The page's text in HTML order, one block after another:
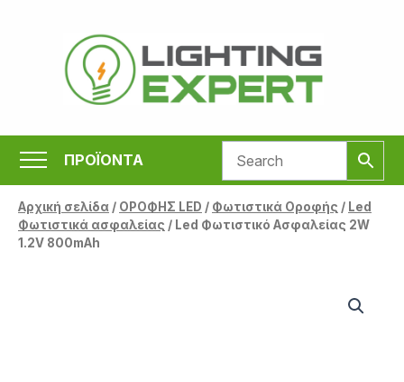
περιεχόμενο
ΠΡΟΪΟΝΤΑ
Αρχική σελίδα/ ΟΡΟΦΗΣ LED / Φωτιστικά Οροφής / Led
Φωτιστικά ασφαλείας / Led Φωτιστικό Ασφαλείας 2W
1.2V 800mAh